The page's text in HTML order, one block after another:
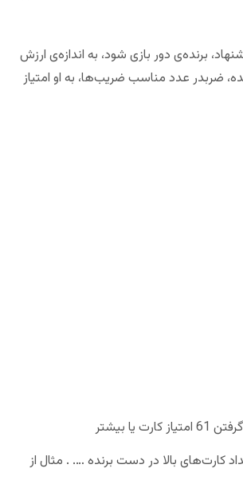
برنده‌ی دور بازی شود، به اندازه‌ی ارزش
ضربدر عدد مناسب ضریب‌ها، به او امتیاز
یا بیشتر
کارت‌های بالا در دست برنده …. . مثال از